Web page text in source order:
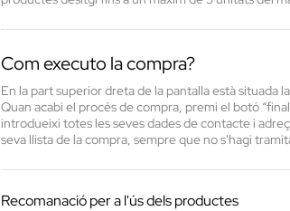
Com executo la compra?
En la part superior dreta de la pantalla està situada
Quan acabi el procés de compra, premi el botó
introdueixi totes les seves dades de contacte i
seva llista de la compra, sempre que no s'hagi
Recomanació per a l'ús dels productes